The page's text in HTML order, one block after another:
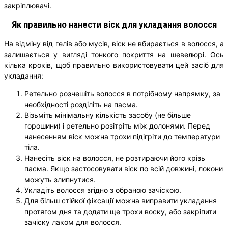
закріплювачі.
Як правильно нанести віск для укладання волосся
На відміну від гелів або мусів, віск не вбирається в волосся, а
залишається у вигляді тонкого покриття на шевелюрі. Ось
кілька кроків, щоб правильно використовувати цей засіб для
укладання:
Ретельно розчешіть волосся в потрібному напрямку, за
необхідності розділіть на пасма.
Візьміть мінімальну кількість засобу (не більше
горошини) і ретельно розітріть між долонями. Перед
нанесенням віск можна трохи підігріти до температури
тіла.
Нанесіть віск на волосся, не розтираючи його крізь
пасма. Якщо застосовувати віск по всій довжині, локони
можуть злипнутися.
Укладіть волосся згідно з обраною зачіскою.
Для більш стійкої фіксації можна виправити укладання
протягом дня та додати ще трохи воску, або закріпити
зачіску лаком для волосся.